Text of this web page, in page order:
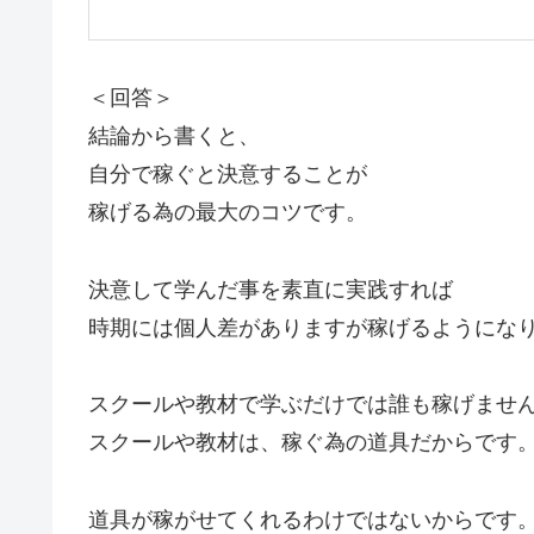
＜回答＞
結論から書くと、
自分で稼ぐと決意することが
稼げる為の最大のコツです。
決意して学んだ事を素直に実践すれば
時期には個人差がありますが稼げるようになり
スクールや教材で学ぶだけでは誰も稼げません
スクールや教材は、稼ぐ為の道具だからです。
道具が稼がせてくれるわけではないからです。